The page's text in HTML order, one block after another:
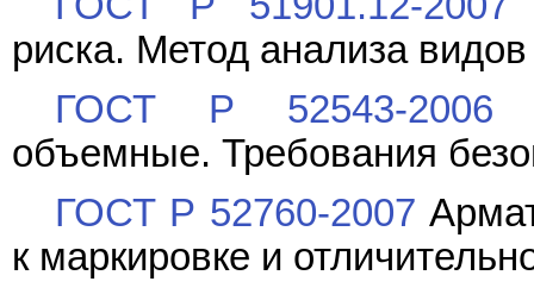
риска. Метод анализа
ГОСТ Р 52543-2006
объемные. Требования
ГОСТ Р 52760-2007
к маркировке и